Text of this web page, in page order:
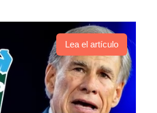
Lea el artículo